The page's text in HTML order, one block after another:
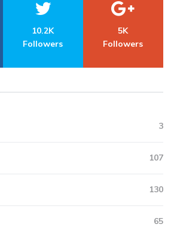
10.2K
Followers
5K
Followers
3
107
130
65